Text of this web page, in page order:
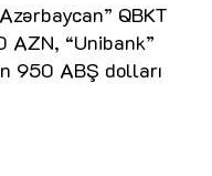
QBKT
AZN, “Unibank”
950 ABŞ dolları